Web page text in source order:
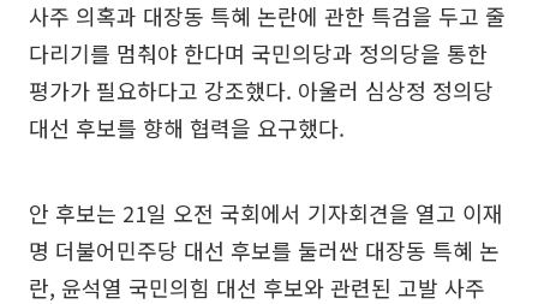
사주 의혹과 대장동 특혜 논란에 관한 특검을 두고 줄
다리기를 멈춰야 한다며 국민의당과 정의당을 통한
평가가 필요하다고 강조했다. 아울러 심상정 정의당
대선 후보를 향해 협력을 요구했다.
안 후보는 21일 오전 국회에서 기자회견을 열고 이재
명 더불어민주당 대선 후보를 둘러싼 대장동 특혜 논
란, 윤석열 국민의힘 대선 후보와 관련된 고발 사주